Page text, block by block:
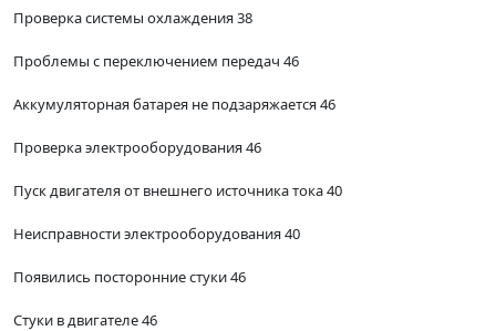
Проверка системы охлаждения 38
Проблемы с переключением передач 46
Аккумуляторная батарея не подзаряжается 46
Проверка электрооборудования 46
Пуск двигателя от внешнего источника тока 40
Неисправности электрооборудования 40
Появились посторонние стуки 46
Стуки в двигателе 46